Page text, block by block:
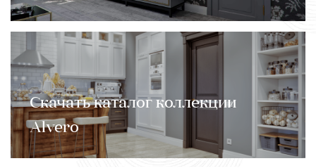
Скачать каталог коллекции
Alvero